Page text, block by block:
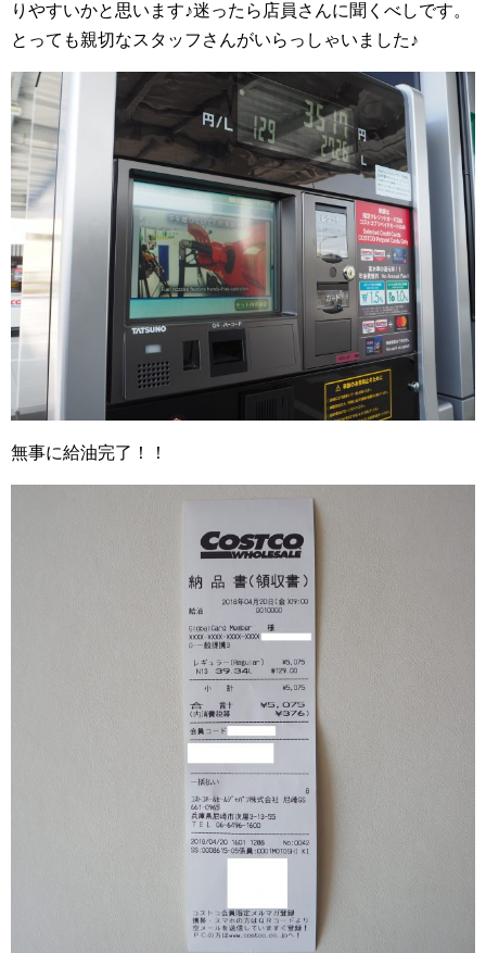
りやすいかと思います♪迷ったら店員さんに聞くべしです。
とっても親切なスタッフさんがいらっしゃいました♪
無事に給油完了！！